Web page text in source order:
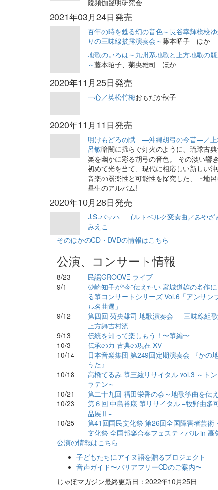
陵頻伽聲明研究会
2021年03月24日発売
百年の時を甦る幻の音色～長谷幸輝検校
りの三味線披露演奏会～藤本昭子 ほか
地歌のいろは～九州系地歌と上方地歌の
～藤本昭子、菊央雄司 ほか
2020年11月25日発売
一心／英松竹梅おもだか秋子
2020年11月11日発売
明けもどろの賦 —沖縄胡弓の今昔—／
呂敏暗闇に揺らぐ灯火のように、琉球古
楽を幽かに彩る胡弓の音色。 その淡い響
初めて光を当て、現代に相応しい新しい
音楽の器楽性と可能性を探究した、上地
畢生のアルバム!
2020年10月28日発売
J.S.バッハ ゴルトベルク変奏曲／みやざ
みえこ
そのほかのCD・DVDの情報はこちら
公演、コンサート情報
8/23
民謡GROOVE ライブ
9/1
砂崎知子が“今”伝えたい 宮城道雄の名作に
る箏コンサートシリーズ Vol.6「アンサン
ル名曲選」
9/12
第四回 菊央雄司 地歌演奏会 — 三味線組
上方舞吉村流 —
9/13
伝統を知って楽しもう！〜箏編〜
10/3
伝承の力 古典の現在 XV
10/14
日本音楽集団 第249回定期演奏会 『かの
うた』
10/18
高橋てるみ 箏三絃リサイタル vol.3 ～トン
ラテン～
10/21
第二十九回 福田栄香の会～地歌筝曲を伝
10/23
第６回 中島裕康 箏リサイタル −牧野由多
品展Ⅱ−
10/25
第41回国民文化祭 第26回全国障害者芸術・
文化祭 全国邦楽合奏フェスティバル in 高
公演の情報はこちら
子どもたちにアイヌ語を贈るプロジェクト
音声ガイド〜バリアフリーCDのご案内〜
じゃぽマガジン最終更新日：2022年10月25日